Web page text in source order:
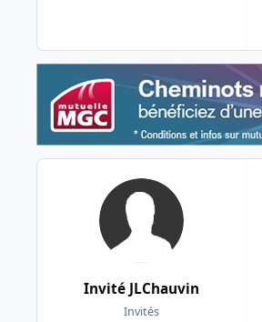
Invité JLChauvin
Invités